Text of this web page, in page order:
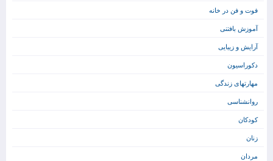
فوت و فن در خانه
آموزش بافتنی
آرایش و زیبایی
دکوراسیون
مهارتهای زندگی
روانشناسی
کودکان
زنان
مردان